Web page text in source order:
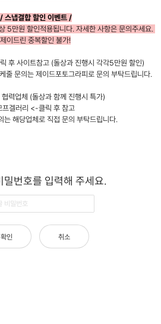
/ 스냅결합 할인 이벤트 /
5만원 할인적용됩니다. 자세한 사항은 문의주세요.
제이드린 중복할인 불가!
후 사이트참고 (돌상과 진행시 각각5만원 할인)
줄 문의는 제이드포토그라피로 문의 부탁드립니다.
력업체 (돌상과 함께 진행시 특가)
프겔러리 <-클릭 후 참고
는 해당업체로 직접 문의 부탁드립니다.
밀번호를 입력해 주세요.
확인 취소